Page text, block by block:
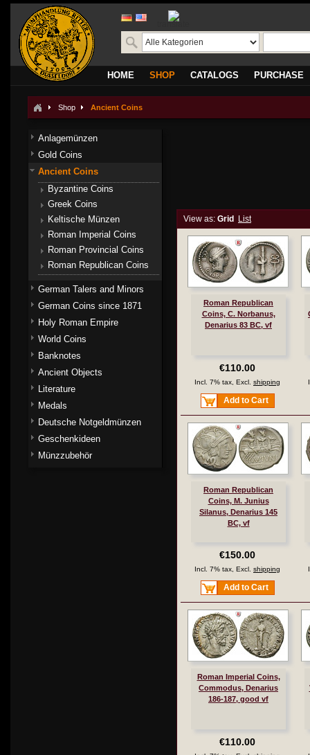
translate
HOME SHOP CATALOGS PURCHASE
Shop Ancient Coins
View as: Grid List
Roman Republican
Coins, C. Norbanus,
Denarius 83 BC, vf
€110.00
Incl. 7% tax, Excl. shipping
Add to Cart
Roman Republican
Coins, M. Junius
Silanus, Denarius 145
BC, vf
€150.00
Incl. 7% tax, Excl. shipping
Add to Cart
Roman Imperial Coins,
Commodus, Denarius
186-187, good vf
€110.00
Anlagemünzen
Gold Coins
Ancient Coins
Byzantine Coins
Greek Coins
Keltische Münzen
Roman Imperial Coins
Roman Provincial Coins
Roman Republican Coins
German Talers and Minors
German Coins since 1871
Holy Roman Empire
World Coins
Banknotes
Ancient Objects
Literature
Medals
Deutsche Notgeldmünzen
Geschenkideen
Münzzubehör